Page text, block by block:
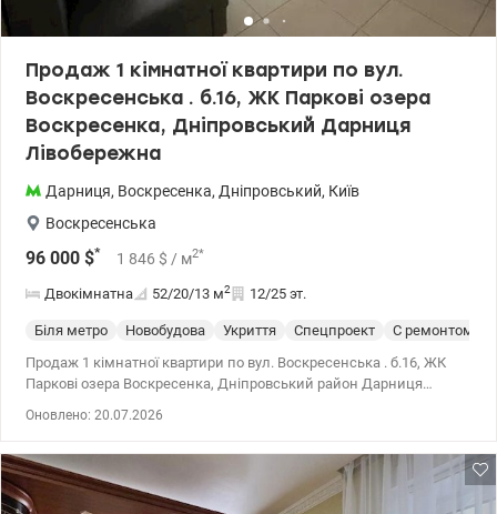
Ціна 99 000 у.о. Марина, тел.: 063 392 35 35 valion.ua/1152644
Продаж 1 кімнатної квартири по вул.
Воскресенська . б.16, ЖК Паркові озера
Воскресенка, Дніпровський Дарниця
Лівобережна
Дарниця, Воскресенка, Дніпровський, Київ
Воскресенська
96 000 $* 1 846 $ / м2*
Двокімнатна 52/20/13 м2 12/25 эт.
Біля метро Новобудова Укриття Спецпроект
С ремонтом
Продаж 1 кімнатної квартири по вул. Воскресенська . б.16, ЖК
Паркові озера Воскресенка, Дніпровський район Дарниця
проживання. Продумане планування забезпечує максимум
простору та комфорту. Велика кухня стане улюбленим місцем
для сімейних вечерь і теплих зустрічей із друзями. Переваги
Оновлено: 20.07.2026